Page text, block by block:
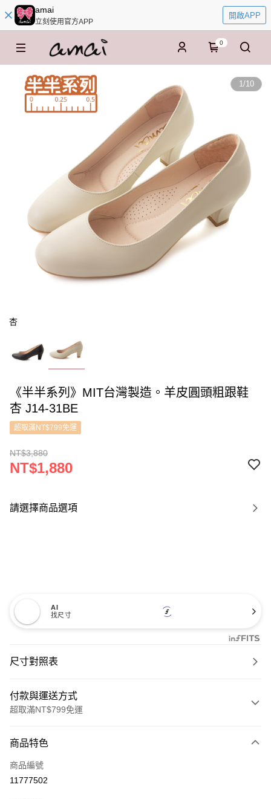
amai
立刻使用官方APP
開啟APP
0
1/10
杏
《半半系列》MIT台灣製造。羊皮圓頭粗跟鞋
杏 J14-31BE
超取滿NT$799免運
NT$3,880
NT$1,880
請選擇商品選項
AI
找尺寸
尺寸對照表
付款與運送方式
超取滿NT$799免運
信用卡一次付款
超商取貨付款
商品特色
商品編號
11777502